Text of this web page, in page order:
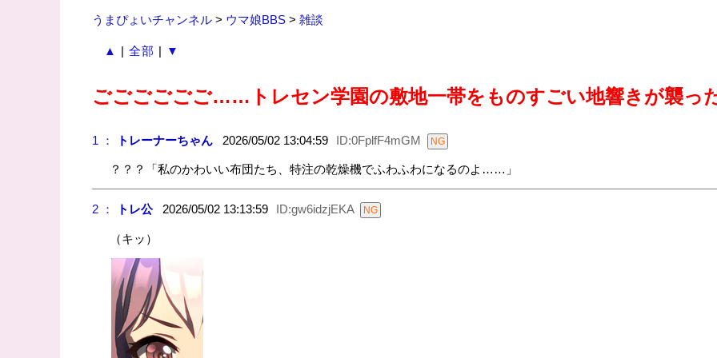
うまぴょいチャンネル> ウマ娘BBS> 雑談
▲ | 全部 | ▼
ごごごごごご……トレセン学園の敷地一帯をものすごい地響きが襲っ
1 ： トレーナーちゃん2026/05/02 13:04:59 ID:0FplfF4mGM
？？？「私のかわいい布団たち、特注の乾燥機でふわふわになるのよ……」
2 ： トレ公2026/05/02 13:13:59 ID:gw6idzjEKA
（キッ）